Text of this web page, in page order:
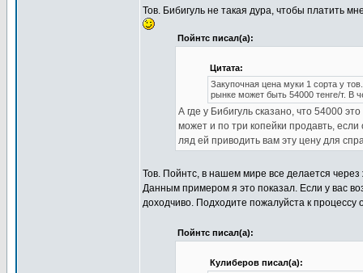
Тов. Бибигуль не такая дура, чтобы платить
Пойнтс писал(а):
Цитата:
Закупочная цена муки 1 сорта у
рынке может быть 54000 тенге/т. В
А где у Бибигуль сказано, что 54000
может и по три копейки продавть,
ляд ей приводить вам эту цену для
Тов. Пойнтс, в нашем мире все делается
Данным примером я это показал. Если у вас
доходчиво. Подходите пожалуйста к
Пойнтс писал(а):
Кулиберов писал(а):